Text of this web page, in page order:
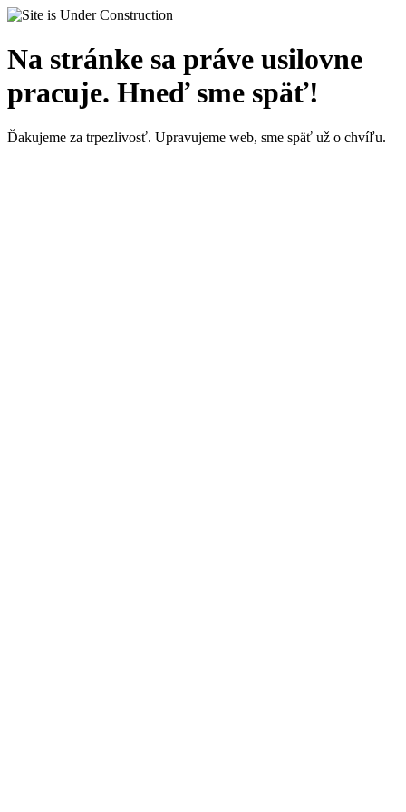
Na stránke sa práve usilovne
pracuje. Hneď sme späť!
Ďakujeme za trpezlivosť. Upravujeme web, sme späť už o chvíľu.